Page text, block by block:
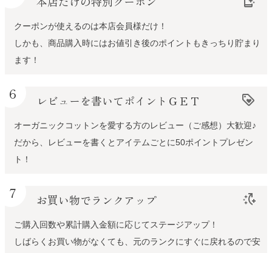
クーポンが使えるのは本店会員様だけ！
しかも、商品購入時にはお値引き後のポイントもきっちり貯まり
ます！
6 レビューを書いてポイントＧＥＴ loyalty
オーガニックコットンを愛する方のレビュー（ご感想）大歓迎♪
だから、レビューを書くとアイテムごとに50ポイントプレゼン
ト！
7 お買い物でランクアップ switch_access_shortcut_add
ご購入回数や累計購入金額に応じてステージアップ！
しばらくお買い物がなくても、元のランクにすぐに戻れるので安